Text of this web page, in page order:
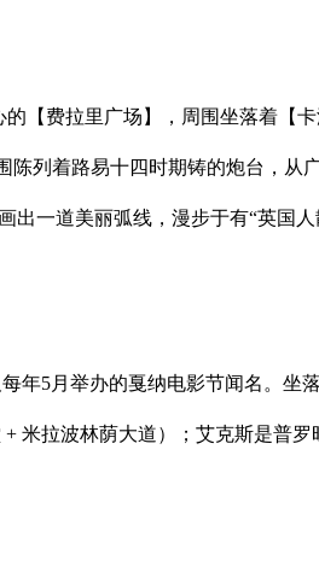
【费拉里广场】，周围坐落着【
列着路易十四时期铸的炮台，从
出一道美丽弧线，漫步于有“英国
5月举办的戛纳电影节闻名。坐
米拉波林荫大道）；艾克斯是普